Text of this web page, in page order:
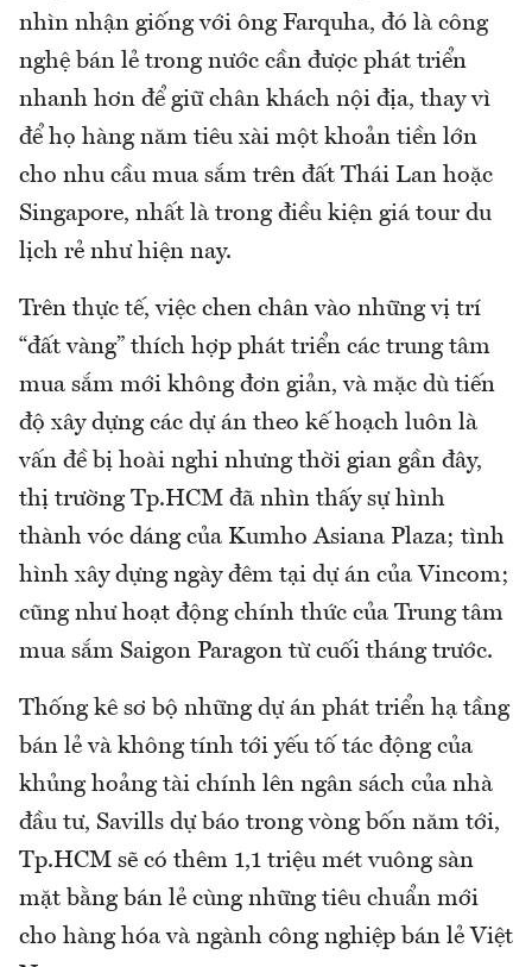
nhìn nhận giống với ông Farquha, đó là công
nghệ bán lẻ trong nước cần được phát triển
nhanh hơn để giữ chân khách nội địa, thay vì
để họ hàng năm tiêu xài một khoản tiền lớn
cho nhu cầu mua sắm trên đất Thái Lan hoặc
Singapore, nhất là trong điều kiện giá tour du
lịch rẻ như hiện nay.
Trên thực tế, việc chen chân vào những vị trí
“đất vàng” thích hợp phát triển các trung tâm
mua sắm mới không đơn giản, và mặc dù tiến
độ xây dựng các dự án theo kế hoạch luôn là
vấn đề bị hoài nghi nhưng thời gian gần đây,
thị trường Tp.HCM đã nhìn thấy sự hình
thành vóc dáng của Kumho Asiana Plaza; tình
hình xây dựng ngày đêm tại dự án của Vincom;
cũng như hoạt động chính thức của Trung tâm
mua sắm Saigon Paragon từ cuối tháng trước.
Thống kê sơ bộ những dự án phát triển hạ tầng
bán lẻ và không tính tới yếu tố tác động của
khủng hoảng tài chính lên ngân sách của nhà
đầu tư, Savills dự báo trong vòng bốn năm tới,
Tp.HCM sẽ có thêm 1,1 triệu mét vuông sàn
mặt bằng bán lẻ cùng những tiêu chuẩn mới
cho hàng hóa và ngành công nghiệp bán lẻ Việt